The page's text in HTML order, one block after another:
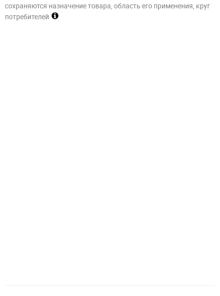
сохраняются назначение товара, область его применения, круг
потребителей